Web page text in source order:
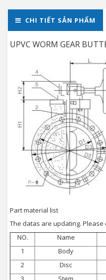
CHI TIẾT SẢN PHẨM
UPVC WORM GEAR
Part material list
The datas are updating.
NO.
Name
1
Body
2
Disc